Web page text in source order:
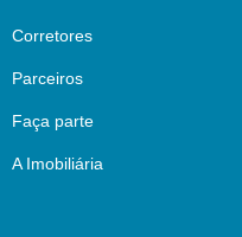
Corretores
Parceiros
Faça parte
A Imobiliária